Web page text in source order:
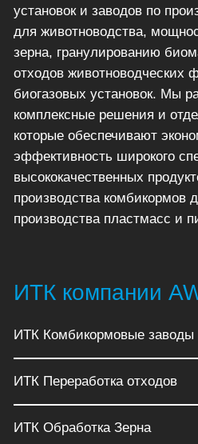
установок и заводов по
для животноводства,
зерна, гранулированию
отходов животноводческих
биогазовых установок. Мы
комплексные решения и
которые обеспечивают
эффективность широкого
высококачественных
производства комбикормов
производства пластмасс и
ИТК компании
ИТК Комбикормовые заводы
ИТК Переработка отходов
ИТК Обработка Зерна